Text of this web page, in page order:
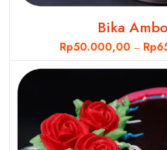
Bika
Rp50.000,00 – Rp